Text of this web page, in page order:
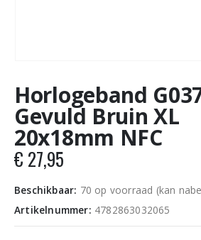
Horlogeband
Gevuld Bruin XL
20x18mm NFC
€ 27,95
Beschikbaar: 70 op voorraad (kan
Artikelnummer: 4782863032065